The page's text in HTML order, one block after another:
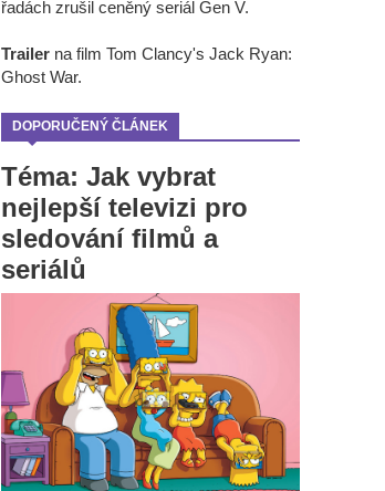
řadách zrušil ceněný seriál Gen V.
Trailer na film Tom Clancy's Jack Ryan:
Ghost War.
DOPORUČENÝ ČLÁNEK
Téma: Jak vybrat
nejlepší televizi pro
sledování filmů a
seriálů